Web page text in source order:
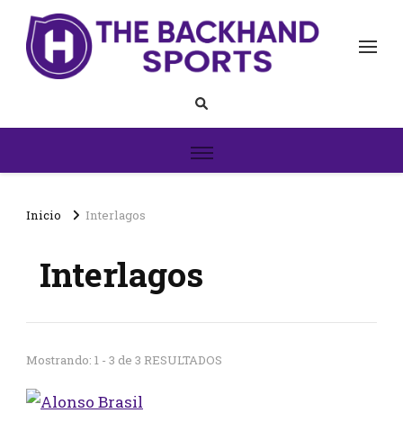
The Backhand Sports
Inicio Interlagos
Interlagos
Mostrando: 1 - 3 de 3 RESULTADOS